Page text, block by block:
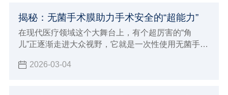
揭秘：无菌手术膜助力手术安全的“超能力”
在现代医疗领域这个大舞台上，有个超厉害的“角
儿”正逐渐走进大众视野，它就是一次性使用无菌手术
2026-03-04